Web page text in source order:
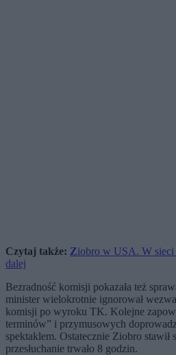
Czytaj także: Ziobro w USA. W
dalej
Bezradność komisji pokazała też
minister wielokrotnie ignorował
komisji po wyroku TK. Kolejne
terminów” i przymusowych
spektaklem. Ostatecznie Ziobro stawił
przesłuchanie trwało 8 godzin.